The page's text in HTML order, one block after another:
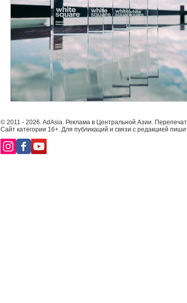
© 2011 - 2026. AdAsia. Реклама в Центральной Азии.
Сайт категории 16+. Для публикаций и связи с редакцией